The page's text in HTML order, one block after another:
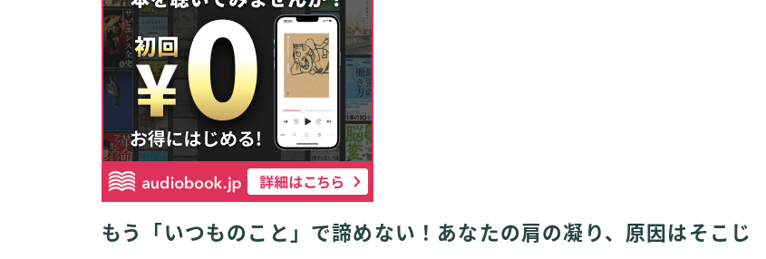
もう「いつものこと」で諦めない！あなたの肩の凝り、原因はそこじ